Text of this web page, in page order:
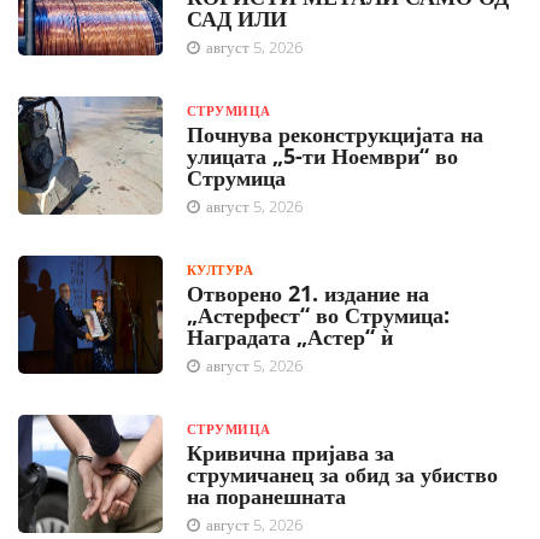
САД ИЛИ
август 5, 2026
СТРУМИЦА
Почнува реконструкцијата на
улицата „5-ти Ноември“ во
Струмица
август 5, 2026
КУЛТУРА
Отворено 21. издание на
„Астерфест“ во Струмица:
Наградата „Астер“ ѝ
август 5, 2026
СТРУМИЦА
Кривична пријава за
струмичанец за обид за убиство
на поранешната
август 5, 2026